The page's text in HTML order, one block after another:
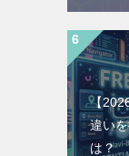
【
違い
は？